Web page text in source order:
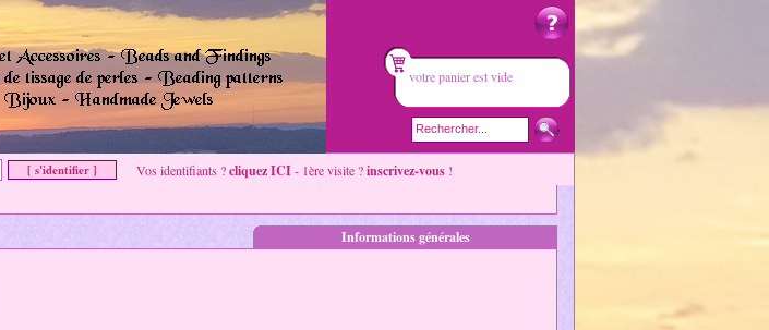
votre panier est vide
Vos identifiants ?cliquez ICI- 1ère visite ?inscrivez-vous !
Informations générales